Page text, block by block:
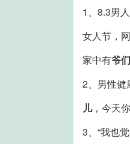
1、8.3男
女人节，
家中有爷
2、男性健
儿，今天
3、“我也